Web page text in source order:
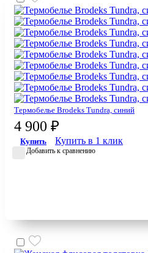
Термобелье Brodeks Tundra, синий
4 900 ₽
Купить Купить в 1 клик
Добавить к сравнению